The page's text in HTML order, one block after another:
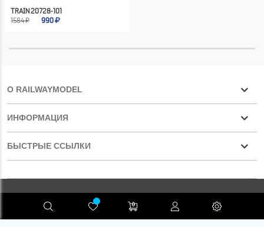
TRAIN 20728-101
1584 ₽
990
О RAILWAYMODEL
ИНФОРМАЦИЯ
БЫСТРЫЕ ССЫЛКИ
RAILWAYMODEL.COM ©2001-2026 Конфиденциальность